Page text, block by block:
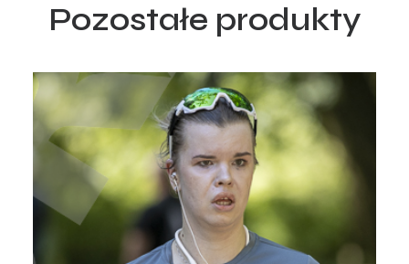
Pozostałe produkty